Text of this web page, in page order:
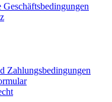
Zahlungsbedingungen